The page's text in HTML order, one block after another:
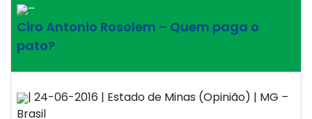
–
Ciro Antonio Rosolem – Quem paga o
pato?
| 24-06-2016 | Estado de Minas (Opinião) | MG –
Brasil